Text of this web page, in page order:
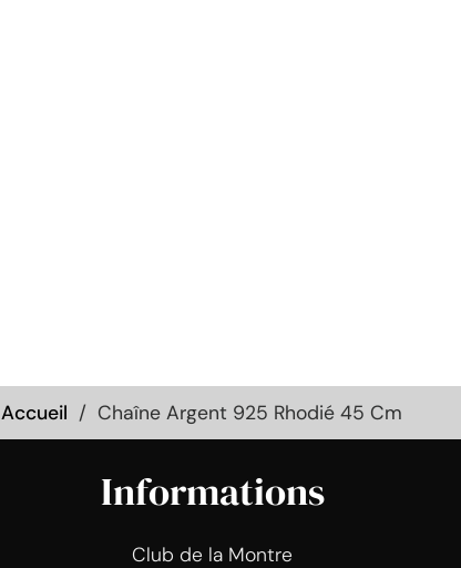
Accueil Chaîne Argent 925 Rhodié 45 Cm
Informations
Club de la Montre